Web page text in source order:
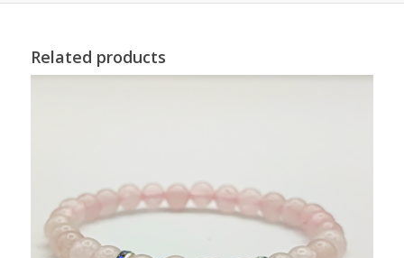
Related products